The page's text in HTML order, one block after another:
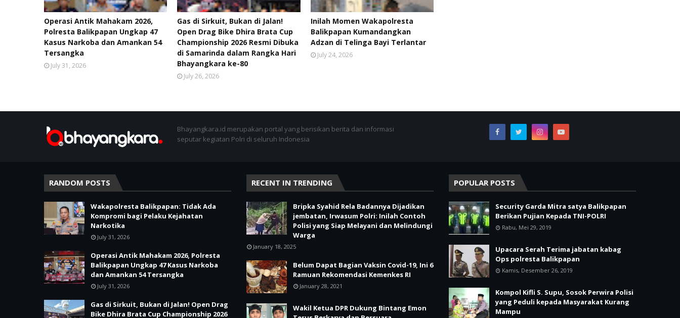
Operasi Antik Mahakam 2026,
Polresta Balikpapan Ungkap 47
Kasus Narkoba dan Amankan 54
Tersangka
July 31, 2026
Gas di Sirkuit, Bukan di Jalan!
Open Drag Bike Dhira Brata Cup
Championship 2026 Resmi Dibuka
di Samarinda dalam Rangka Hari
Bhayangkara ke-80
July 26, 2026
Inilah Momen Wakapolresta
Balikpapan Kumandangkan
Adzan di Telinga Bayi Terlantar
July 24, 2026
Bhayangkara.id merupakan portal yang berisikan berita dan informasi
seputar kegiatan Polri di seluruh Indonesia
RANDOM POSTS
Wakapolresta Balikpapan: Tidak Ada
Kompromi bagi Pelaku Kejahatan
Narkotika
July 31, 2026
Operasi Antik Mahakam 2026, Polresta
Balikpapan Ungkap 47 Kasus Narkoba
dan Amankan 54 Tersangka
July 31, 2026
Gas di Sirkuit, Bukan di Jalan! Open Drag
Bike Dhira Brata Cup Championship 2026
RECENT IN TRENDING
Bripka Syahid Rela Badannya Dijadikan
jembatan, Irwasum Polri: Inilah Contoh
Polisi yang Siap Melayani dan Melindungi
Warga
January 18, 2025
Belum Dapat Bagian Vaksin Covid-19, Ini 6
Ramuan Rekomendasi Kemenkes RI
January 28, 2021
Wakil Ketua DPR Dukung Bintang Emon
POPULAR POSTS
Security Garda Mitra satya Balikpapan
Berikan Pujian Kepada TNI-POLRI
Rabu, Mei 29, 2019
Upacara Serah Terima jabatan kabag
Ops polresta Balikpapan
Kamis, Desember 26, 2019
Kompol Kifli S. Supu, Sosok Perwira Polisi
yang Peduli kepada Masyarakat Kurang
Mampu